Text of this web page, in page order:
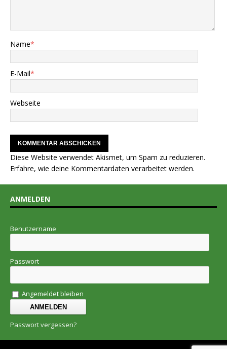
Name*
E-Mail*
Webseite
Diese Website verwendet Akismet, um Spam zu reduzieren.
Erfahre, wie deine Kommentardaten verarbeitet werden.
ANMELDEN
Benutzername
Passwort
Angemeldet bleiben
Passwort vergessen?